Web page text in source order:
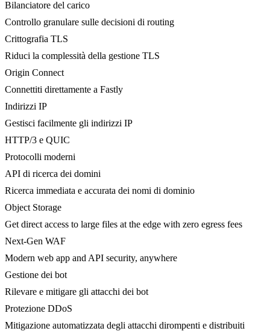
Bilanciatore del carico
Controllo granulare sulle decisioni di routing
Crittografia TLS
Riduci la complessità della gestione TLS
Origin Connect
Connettiti direttamente a Fastly
Indirizzi IP
Gestisci facilmente gli indirizzi IP
HTTP/3 e QUIC
Protocolli moderni
API di ricerca dei domini
Ricerca immediata e accurata dei nomi di dominio
Object Storage
Get direct access to large files at the edge with zero egress fees
Next-Gen WAF
Modern web app and API security, anywhere
Gestione dei bot
Rilevare e mitigare gli attacchi dei bot
Protezione DDoS
Mitigazione automatizzata degli attacchi dirompenti e distribuiti